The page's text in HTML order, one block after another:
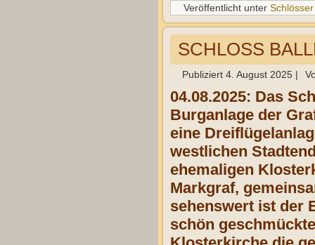
Veröffentlicht unter Schlösser
SCHLOSS
Publiziert 4. August 2025 |
04.08.2025: Das
Burganlage der
eine
westlichen
ehemaligen
Markgraf,
sehenswert ist der
schön